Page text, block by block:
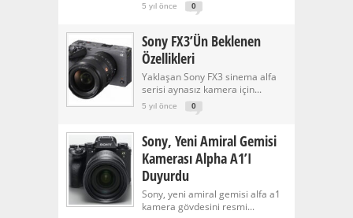
5 yıl önce 0
Sony FX3’ün Beklenen
Özellikleri
Yaklaşan Sony FX3 sinema alfa
serisi aynasız kamera için...
5 yıl önce 0
Sony, Yeni Amiral Gemisi
Kamerası Alpha A1’i
Duyurdu
Sony, yeni amiral gemisi alfa a1
kamera gövdesini resmi...